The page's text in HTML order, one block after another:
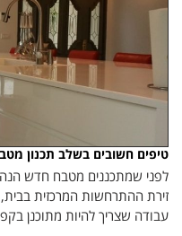
טיפים חשובים בשלב תכנון
לפני שמתכננים מטבח חדש
זירת ההתרחשות המרכזית
עבודה שצריך להיות מתוכנן